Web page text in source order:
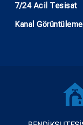
7/24 Acil Tesisat
Kanal Görüntüleme